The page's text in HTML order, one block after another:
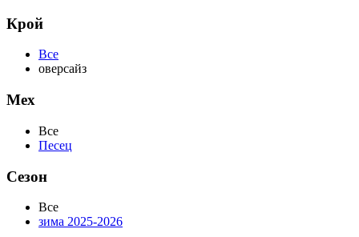
Крой
Все
оверсайз
Мех
Все
Песец
Сезон
Все
зима 2025-2026